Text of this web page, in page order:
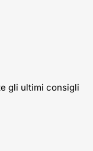
gli ultimi consigli